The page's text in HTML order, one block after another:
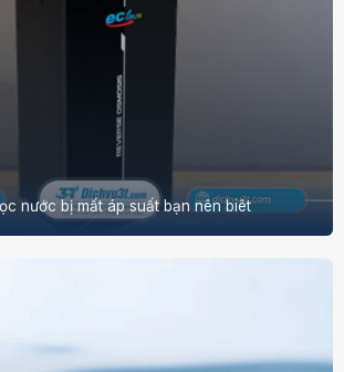
nước bị mất áp suất bạn nên biêt